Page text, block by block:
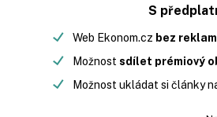
S
Web Ekonom.cz bez reklam
Možnost sdílet prémiový
Možnost ukládat si články